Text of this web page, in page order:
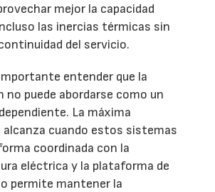
mejor la capacidad
las inercias térmicas sin
del servicio.
entender que la
no puede abordarse como un
La máxima
alcanza cuando estos sistemas
coordinada con la
eléctrica y la plataforma de
permite mantener la